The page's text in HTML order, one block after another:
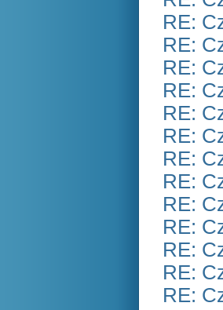
RE:
RE:
RE:
RE:
RE:
RE:
RE:
RE:
RE:
RE:
RE:
RE:
RE: